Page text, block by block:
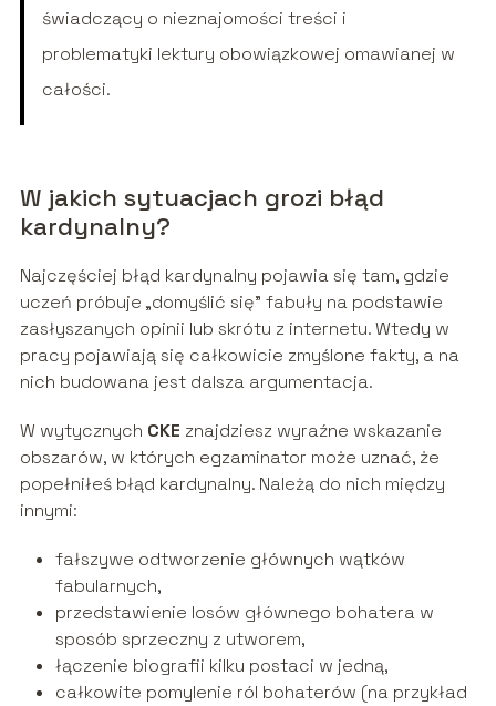
świadczący o nieznajomości treści i
problematyki lektury obowiązkowej omawianej w
całości.
W jakich sytuacjach grozi błąd
kardynalny?
Najczęściej błąd kardynalny pojawia się tam, gdzie
uczeń próbuje „domyślić się” fabuły na podstawie
zasłyszanych opinii lub skrótu z internetu. Wtedy w
pracy pojawiają się całkowicie zmyślone fakty, a na
nich budowana jest dalsza argumentacja.
W wytycznych CKE znajdziesz wyraźne wskazanie
obszarów, w których egzaminator może uznać, że
popełniłeś błąd kardynalny. Należą do nich między
innymi:
fałszywe odtworzenie głównych wątków
fabularnych,
przedstawienie losów głównego bohatera w
sposób sprzeczny z utworem,
łączenie biografii kilku postaci w jedną,
całkowite pomylenie ról bohaterów (na przykład